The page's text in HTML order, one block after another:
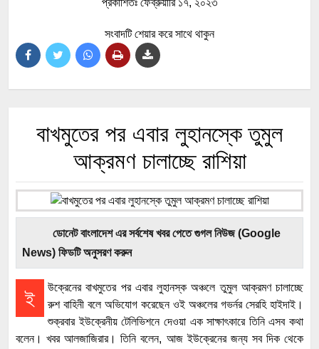
প্রকাশিতঃ ফেব্রুয়ারি ১৭, ২০২৩
সংবাদটি শেয়ার করে সাথে থাকুন
বাখমুতের পর এবার লুহানস্কে তুমুল
আক্রমণ চালাচ্ছে রাশিয়া
ডোনেট বাংলাদেশ এর সর্বশেষ খবর পেতে গুগল নিউজ (Google
News) ফিডটি অনুসরণ করুন
ই
উক্রেনের বাখমুতের পর এবার লুহানস্ক অঞ্চলে তুমুল আক্রমণ চালাচ্ছে
রুশ বাহিনী বলে অভিযোগ করেছেন ওই অঞ্চলের গভর্নর সেরহি হাইদাই।
শুক্রবার ইউক্রেনীয় টেলিভিশনে দেওয়া এক সাক্ষাৎকারে তিনি এসব কথা
বলেন। খবর আলজাজিরার। তিনি বলেন, আজ ইউক্রেনের জন্য সব দিক থেকে